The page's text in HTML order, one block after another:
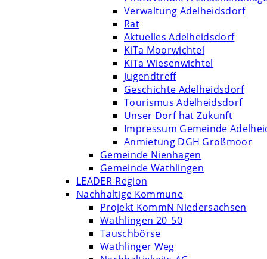
Verwaltung Adelheidsdorf
Rat
Aktuelles Adelheidsdorf
KiTa Moorwichtel
KiTa Wiesenwichtel
Jugendtreff
Geschichte Adelheidsdorf
Tourismus Adelheidsdorf
Unser Dorf hat Zukunft
Impressum Gemeinde
Anmietung DGH Großmoor
Gemeinde Nienhagen
Gemeinde Wathlingen
LEADER-Region
Nachhaltige Kommune
Projekt KommN Niedersachsen
Wathlingen 20_50
Tauschbörse
Wathlinger Weg